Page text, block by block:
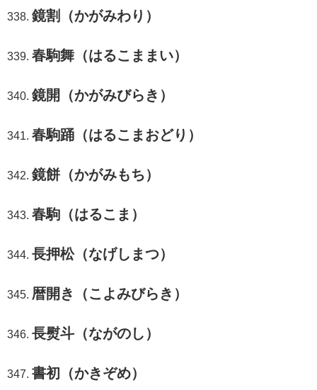
鏡割（かがみわり）
春駒舞（はるこままい）
鏡開（かがみびらき）
春駒踊（はるこまおどり）
鏡餅（かがみもち）
春駒（はるこま）
長押松（なげしまつ）
暦開き（こよみびらき）
長熨斗（ながのし）
書初（かきぞめ）